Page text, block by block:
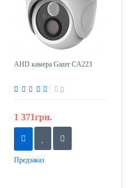
AHD камера Gazer CA223
0
1 371грн.
Предзаказ